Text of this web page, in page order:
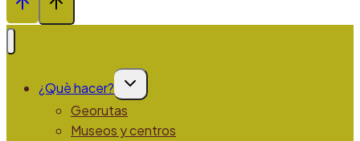
¿Què hacer?
Alternar
menú
hijo
Georutas
Museos y centros